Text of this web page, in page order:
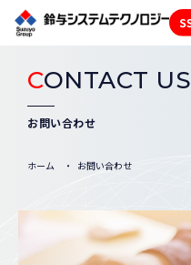
CONTACT US
お問い合わせ
ホーム お問い合わせ